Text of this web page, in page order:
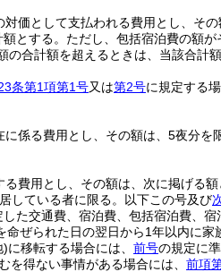
価として支払われる費用とし、そ
とする。 ただし、包括宿泊費の額
の合計額を超えるときは、当該合計額
条第1項第1号又は第2号に規定する
係る費用とし、その額は、5夜分
費用とし、その額は、次に掲げる額
している者に限る。以下この号及び
た交通費、宿泊費、包括宿泊費、
ぜられた日の翌日から1年以内に家
)に移転する場合には、 前号の規定に
を得ない事情がある場合には、 前項